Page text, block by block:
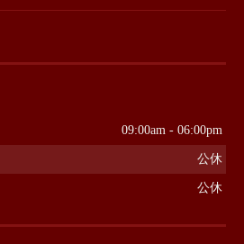
09:00am - 06:00pm
公休
公休